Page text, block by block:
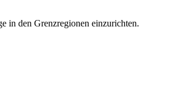
in den Grenzregionen einzurichten.